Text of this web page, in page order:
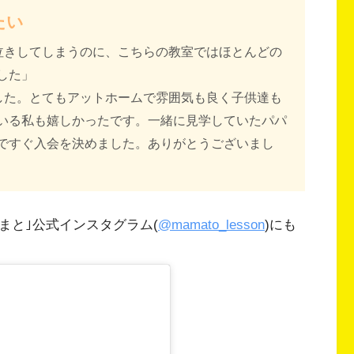
い
してしまうのに、こちらの教室ではほとんどの
た」
。とてもアットホームで雰囲気も良く子供達も
る私も嬉しかったです。一緒に見学していたパパ
ぐ入会を決めました。ありがとうございまし
と｣公式インスタグラム(@mamato_lesson)にも